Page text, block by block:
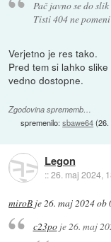
Pač javno se do
Tisti 404 ne
Verjetno je res tako.
Pred tem si lahko
vedno dostopne.
Zgodovina sprememb…
spremenilo:sbawe64(26.
Legon
::26. maj 2024,
miroB je26. maj 2024 ob
c23poje26. maj